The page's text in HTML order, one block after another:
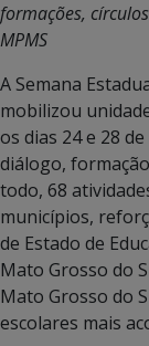
formações,
MPMS
A Semana
mobilizou
os dias 24 e 28
diálogo,
todo, 68
municípios,
de Estado de
Mato Grosso do
Mato Grosso do
escolares mais